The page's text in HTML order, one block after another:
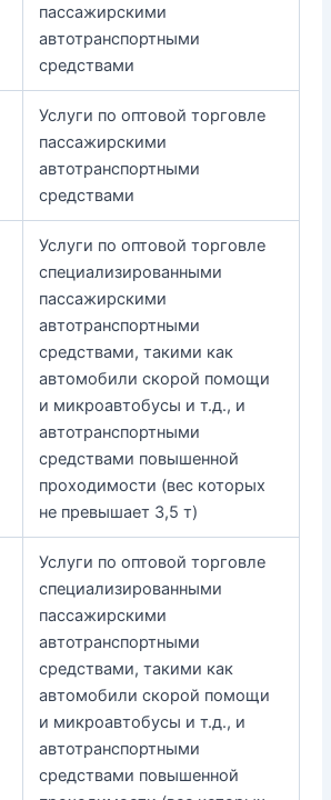
пассажирскими
автотранспортными
средствами
Услуги по оптовой торговле
пассажирскими
автотранспортными
средствами
Услуги по оптовой торговле
специализированными
пассажирскими
автотранспортными
средствами, такими как
автомобили скорой помощи
и микроавтобусы и т.д., и
автотранспортными
средствами повышенной
проходимости (вес которых
не превышает 3,5 т)
Услуги по оптовой торговле
специализированными
пассажирскими
автотранспортными
средствами, такими как
автомобили скорой помощи
и микроавтобусы и т.д., и
автотранспортными
средствами повышенной